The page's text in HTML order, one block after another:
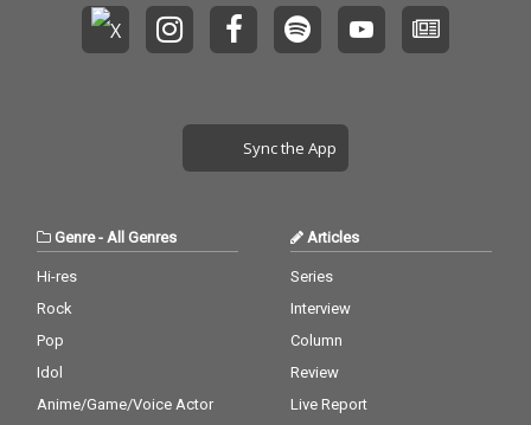
Sync the App
Genre- All Genres
Hi-res
Rock
Pop
Idol
Anime/Game/Voice Actor
Articles
Series
Interview
Column
Review
Live Report